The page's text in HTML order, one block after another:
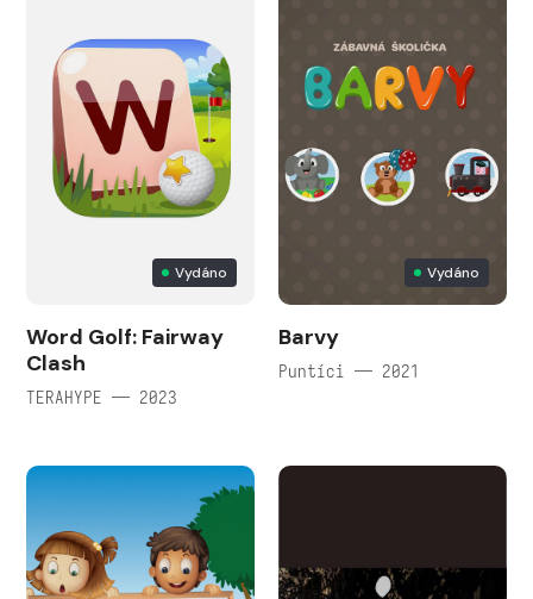
Vydáno
Word Golf: Fairway
Clash
TERAHYPE — 2023
Vydáno
Barvy
Puntíci — 2021